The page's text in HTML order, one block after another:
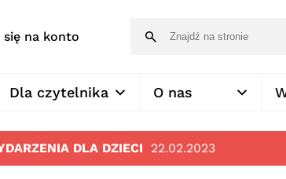
się na konto
Dla czytelnika O nas
DLA DZIECI 22.02.2023